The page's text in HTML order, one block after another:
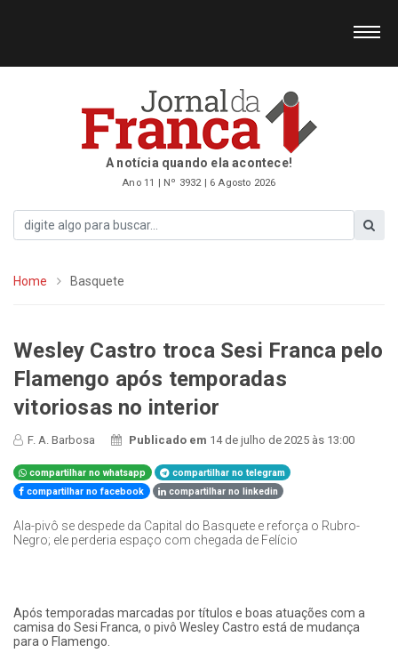
A notícia quando ela acontece!
Ano 11 | Nº 3932 | 6 Agosto 2026
Home Basquete
Wesley Castro troca Sesi Franca pelo
Flamengo após temporadas
vitoriosas no interior
F. A. Barbosa Publicado em 14 de julho de 2025 às 13:00
compartilhar no whatsapp
compartilhar no telegram
compartilhar no facebook
compartilhar no linkedin
Ala-pivô se despede da Capital do Basquete e reforça o Rubro-
Negro; ele perderia espaço com chegada de Felício
Após temporadas marcadas por títulos e boas atuações com a
camisa do Sesi Franca, o pivô Wesley Castro está de mudança
para o Flamengo.